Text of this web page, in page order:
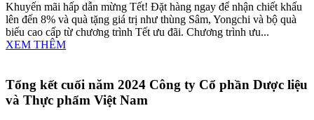
Khuyến mãi hấp dẫn mừng Tết! Đặt hàng ngay để nhận chiết khấu
lên đến 8% và quà tặng giá trị như thùng Sâm, Yongchi và bộ quà
biếu cao cấp từ chương trình Tết ưu đãi. Chương trình ưu...
XEM THÊM
Tổng kết cuối năm 2024 Công ty Cổ phần Dược liệu
và Thực phẩm Việt Nam